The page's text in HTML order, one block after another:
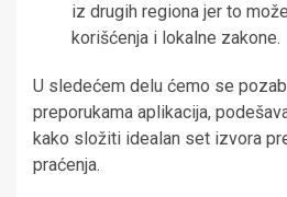
iz drugih regiona jer to
korišćenja i lokalne zakone.
U sledećem delu ćemo se
preporukama aplikacija,
kako složiti idealan set izvora
praćenja.